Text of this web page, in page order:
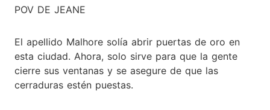
POV DE JEANE
El apellido Malhore solía abrir puertas de oro en
esta ciudad. Ahora, solo sirve para que la gente
cierre sus ventanas y se asegure de que las
cerraduras estén puestas.